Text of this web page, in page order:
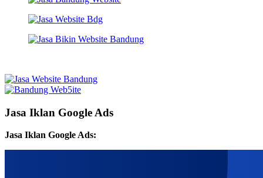
Jasa Iklan Google Ads
Jasa Iklan Google Ads: